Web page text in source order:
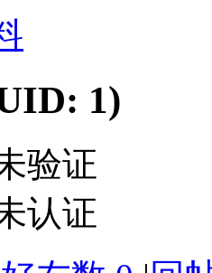
1)
验证
认证